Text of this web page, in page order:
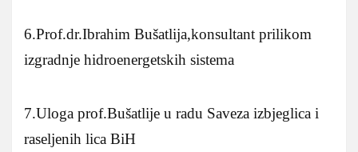
6.Prof.dr.Ibrahim Bušatlija,konsultant prilikom
izgradnje hidroenergetskih sistema
7.Uloga prof.Bušatlije u radu Saveza izbjeglica i
raseljenih lica BiH